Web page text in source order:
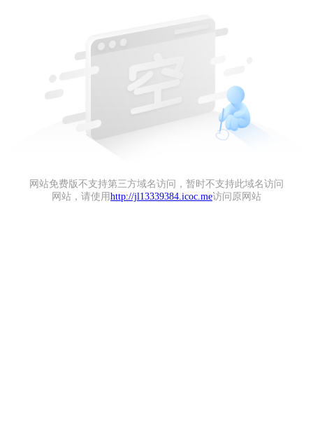
网站免费版不支持第三方域名访问，暂时不支持此域名访问
网站，请使用 http://jl13339384.icoc.me访问原网站